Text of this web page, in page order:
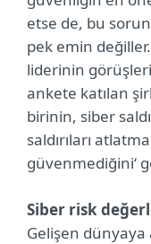
etse de, bu
pek emin
liderinin
ankete katılan
birinin, siber
saldırıları
güvenmediğini‘
Siber risk
Gelişen